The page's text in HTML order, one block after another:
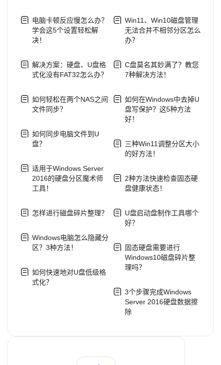
电脑卡顿反应慢怎么办？
学会这5个设置轻松解
决！
解决方案：硬盘、U盘格
式化没有FAT32怎么办？
如何轻松在两个NAS之间
文件同步？
如何同步电脑文件到U
盘？
适用于Windows Server
2016的硬盘分区魔术师
工具！
怎样进行磁盘碎片整理？
Windows电脑怎么隐藏分
区？3种方法！
如何快速地对U盘低级格
式化？
Win11、Win10磁盘管理
无法合并不相邻分区怎么
办？
C盘莫名其妙满了？教您
7种解决方法！
如何在Windows中去掉U
盘写保护？这5种方法
好！
三种Win11调整分区大小
的好方法！
2种方法快速检查固态硬
盘健康状态！
U盘启动盘制作工具哪个
好？
固态硬盘需要进行
Windows10磁盘碎片整
理吗？
3个步骤完成Windows
Server 2016硬盘数据擦
除